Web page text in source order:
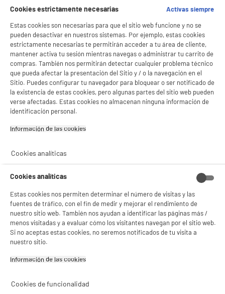
9€96
Cuyo0€01
Comprados juntos habitualmente
Cargador USB VARTA +
LR06 2.100 mAh
BY ELECTRODEPOT
DEPOT
y sus socios utilizan cookies que procesan tus datos personales para:
- compartir contenido adaptado a tus preferencias
- ofrecer publicidad y comunicaciones personalizadas
- facilitar el intercambio de contenido en las redes sociales
- analizar el tráfico en nuestro sitio web Consulta la política de cookies.
Consulta la política de cookies. .
Si aceptas, la experiencia será aún mejor. Si no acepta, se utilizarán cookies
estadísticas anónimas basadas en tu navegación. Puedes oponerte a su uso
gestionando sus cookies.
¡Buena visita!
Cookies estrictamente necesarias
Activas siempre
Estas cookies son necesarias para que el sitio web funcione y no se
pueden desactivar en nuestros sistemas. Por ejemplo, estas cookies
estrictamente necesarias te permitirán acceder a tu área de cliente,
mantener activa tu sesión mientras navegas o administrar tu carrito de
compras. También nos permitirán detectar cualquier problema técnico
que pueda afectar la presentación del Sitio y / o la navegación en el
Sitio. Puedes configurar tu navegador para bloquear o ser notificado de
la existencia de estas cookies, pero algunas partes del sitio web pueden
verse afectadas. Estas cookies no almacenan ninguna información de
identificación personal.
Información de las cookies‎
Cookies analíticas
Cookies analíticas
Estas cookies nos permiten determinar el número de visitas y las
fuentes de tráfico, con el fin de medir y mejorar el rendimiento de
nuestro sitio web. También nos ayudan a identificar las páginas más /
menos visitadas y a evaluar cómo los visitantes navegan por el sitio web.
Si no aceptas estas cookies, no seremos notificados de tu visita a
nuestro sitio.
Información de las cookies‎
Cookies de funcionalidad